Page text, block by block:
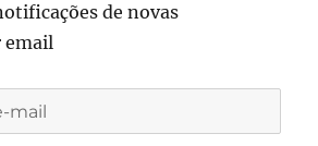
de novas
email